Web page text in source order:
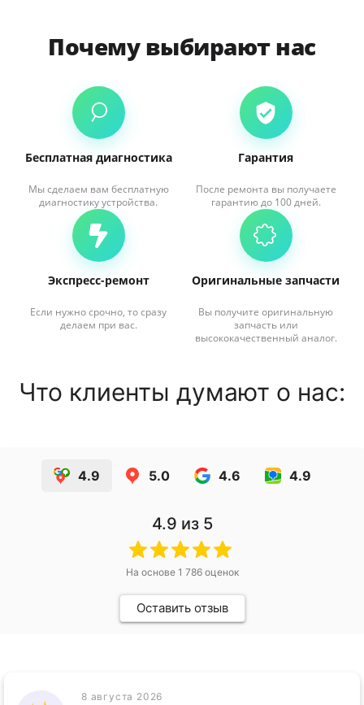
Почему выбирают нас
Бесплатная диагностика
Мы сделаем вам бесплатную
диагностику устройства.
Гарантия
После ремонта вы получаете
гарантию до 100 дней.
Экспресс-ремонт
Если нужно срочно, то сразу
делаем при вас.
Оригинальные запчасти
Вы получите оригинальную
запчасть или
высококачественный аналог.
Что клиенты думают о нас:
4.9 5.0 4.6 4.9
4.9 из 5
На основе 1 786оценок
Оставить отзыв
8 августа 2026